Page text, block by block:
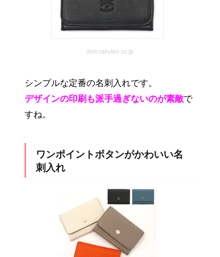
item.rakuten.co.jp
シンプルな定番の名刺入れです。
デザインの印刷も派手過ぎないのが素敵で
すね。
ワンポイントボタンがかわいい名
刺入れ